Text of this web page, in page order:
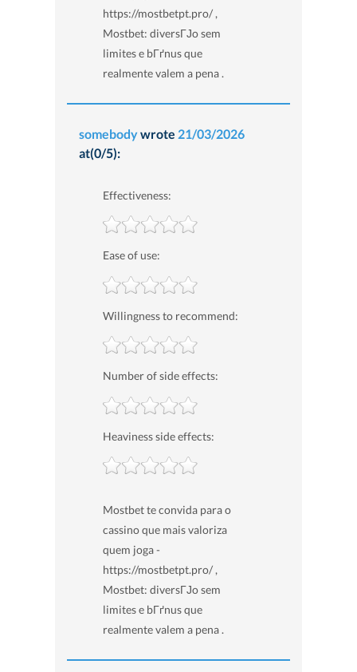
https://mostbetpt.pro/ ,
Mostbet: diversГЈo sem
limites e bГґnus que
realmente valem a pena .
somebodywrote 21/03/2026
at(0/5):
Effectiveness:
Ease of use:
Willingness to recommend:
Number of side effects:
Heaviness side effects:
Mostbet te convida para o
cassino que mais valoriza
quem joga -
https://mostbetpt.pro/ ,
Mostbet: diversГЈo sem
limites e bГґnus que
realmente valem a pena .